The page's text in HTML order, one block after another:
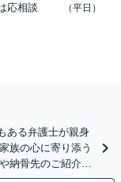
応相談
（平日）
ある弁護士が親身
族の心に寄り添う
納骨先のご紹介な
無料】